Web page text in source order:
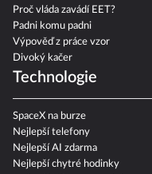
Proč vláda zavádí EET?
Padni komu padni
Výpověď z práce vzor
Divoký kačer
Technologie
SpaceX na burze
Nejlepší telefony
Nejlepší AI zdarma
Nejlepší chytré hodinky